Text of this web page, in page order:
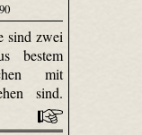
sind zwei
bestem
mit
sind.